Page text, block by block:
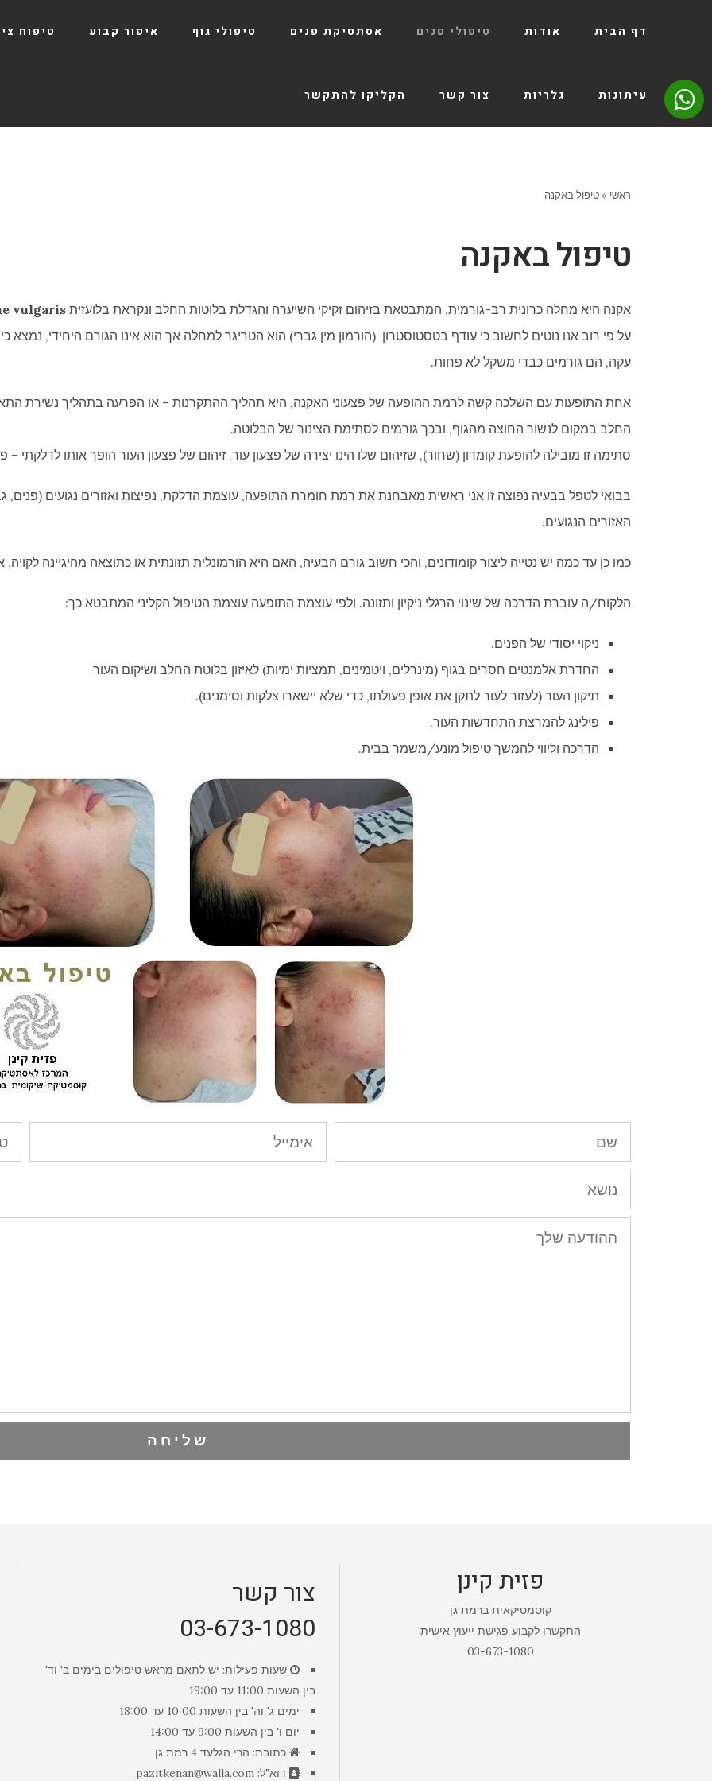
דף הבית אודות טיפולי פנים אסתטיקת פנים טיפולי גוף איפור קבוע טיפוח
עיתונות גלריות צור קשר הקליקו להתקשר
ראשי »טיפול באקנה
טיפול באקנה
אקנה היא מחלה כרונית רב-גורמית, המתבטאת בזיהום זקיקי השיערה והגדלת בלוטות החלב ונקראת בלועזית vulgaris
על פי רוב אנו נוטים לחשוב כי עודף בטסטוסטרון (הורמון מין גברי) הוא הטריגר למחלה אך הוא אינו הגורם היחידי,
עקה, הם גורמים כבדי משקל לא פחות.
אחת התופעות עם השלכה קשה לרמת ההופעה של פצעוני האקנה, היא תהליך ההתקרנות – או הפרעה בתהליך נשירת
החלב במקום לנשור החוצה מהגוף, ובכך גורמים לסתימת הצינור של הבלוטה.
סתימה זו מובילה להופעת קומדון (שחור), שזיהום שלו הינו יצירה של פצעון עור, זיהום של פצעון העור הופך אותו לדלקתי –
בבואי לטפל בבעיה נפוצה זו אני ראשית מאבחנת את רמת חומרת התופעה, עוצמת הדלקת, נפיצות ואזורים נגועים (פנים,
האזורים הנגועים.
כמו כן עד כמה יש נטייה ליצור קומודונים, והכי חשוב גורם הבעיה, האם היא הורמונלית תזונתית או כתוצאה מהיגיינה
הלקוח/ה עוברת הדרכה של שינוי הרגלי ניקיון ותזונה. ולפי עוצמת התופעה עוצמת הטיפול הקליני המתבטא כך:
ניקוי יסודי של הפנים.
החדרת אלמנטים חסרים בגוף (מינרלים, ויטמינים, תמציות ימיות) לאיזון בלוטת החלב ושיקום העור.
תיקון העור (לעזור לעור לתקן את אופן פעולתו, כדי שלא יישארו צלקות וסימנים).
פילינג להמרצת התחדשות העור.
הדרכה וליווי להמשך טיפול מונע/משמר בבית.
שם
כתובת
דוא"ל
נושא
הודעה
שליחה
פזית קינן
קוסמטיקאית ברמת גן
התקשרו לקבוע פגישת ייעוץ אישית
03-673-1080
צור קשר
03-673-1080
שעות פעילות: יש לתאם מראש טיפולים בימים ב' וד'
בין השעות 11:00 עד 19:00
ימים ג' וה' בין השעות 10:00 עד 18:00
יום ו' בין השעות 9:00 עד 14:00
כתובת: הרי הגלעד 4 רמת גן
דוא"ל: pazitkenan@walla.com